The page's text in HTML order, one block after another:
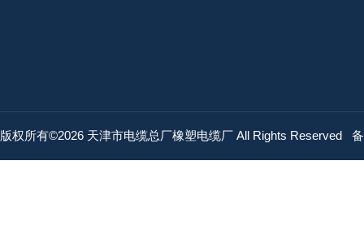
版权所有©2026 天津市电缆总厂橡塑电缆厂 All Rights Reserved